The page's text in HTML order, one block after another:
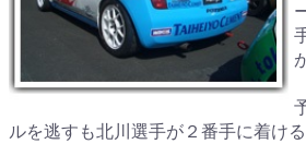
ルを逃すも北川選手が２番手に着け